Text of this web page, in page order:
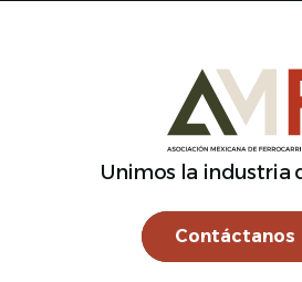
Unimos la industria
Contáctanos